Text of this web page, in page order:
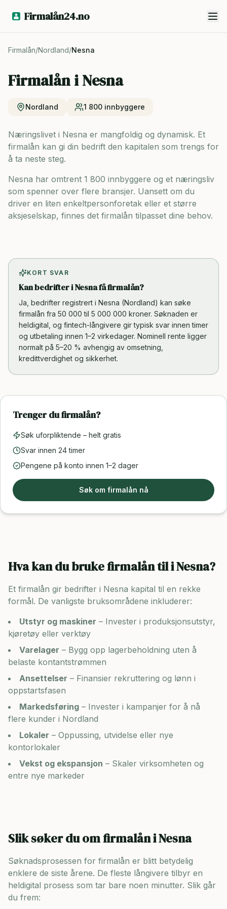
Firmalån24.no
Firmalån/Nordland/Nesna
Firmalån iNesna
Nordland 1 800 innbyggere
Næringslivet i Nesna er mangfoldig og dynamisk. Et
firmalån kan gi din bedrift den kapitalen som trengs for
å ta neste steg.
Nesna har omtrent 1 800 innbyggere og et næringsliv
som spenner over flere bransjer. Uansett om du
driver en liten enkeltpersonforetak eller et større
aksjeselskap, finnes det firmalån tilpasset dine behov.
KORT SVAR
Kan bedrifter i Nesna få firmalån?
Ja, bedrifter registrert i Nesna (Nordland) kan søke
firmalån fra 50 000 til 5 000 000 kroner. Søknaden er
heldigital, og fintech-långivere gir typisk svar innen timer
og utbetaling innen 1–2 virkedager. Nominell rente ligger
normalt på 5–20 % avhengig av omsetning,
kredittverdighet og sikkerhet.
Trenger du firmalån?
Søk uforpliktende – helt gratis
Svar innen 24 timer
Pengene på konto innen 1–2 dager
Søk om firmalån nå
Hva kan du bruke firmalån til iNesna?
Et firmalån gir bedrifter i Nesna kapital til en rekke
formål. De vanligste bruksområdene inkluderer:
Utstyr og maskiner – Invester i produksjonsutstyr,
kjøretøy eller verktøy
Varelager – Bygg opp lagerbeholdning uten å
belaste kontantstrømmen
Ansettelser – Finansier rekruttering og lønn i
oppstartsfasen
Markedsføring – Invester i kampanjer for å nå
flere kunder i Nordland
Lokaler – Oppussing, utvidelse eller nye
kontorlokaler
Vekst og ekspansjon – Skaler virksomheten og
entre nye markeder
Slik søker du om firmalån iNesna
Søknadsprosessen for firmalån er blitt betydelig
enklere de siste årene. De fleste långivere tilbyr en
heldigital prosess som tar bare noen minutter. Slik går
du frem: